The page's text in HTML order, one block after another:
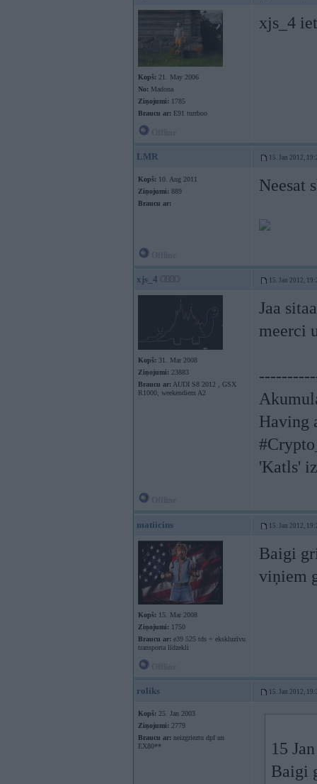
Kopš: 21. May 2006
No: Madona
Ziņojumi: 1785
Braucu ar: E91 turrboo
xjs_4
LMR 15. Jan 2012,
Kopš: 10. Aug 2011
Ziņojumi: 889
Braucu ar:
Neesat
xjs_4 15. Jan 2012,
Kopš: 31. Mar 2008
Ziņojumi: 23883
Braucu ar: AUDI S8 2012 , GSX
R1000, weekendiem A2
Jaa
meerci
Having
'Katls'
matiicins 15. Jan 2012,
Kopš: 15. Mar 2008
Ziņojumi: 1750
Braucu ar: e39 525 tds + ekskluzīvu
transporta līdzekli
Baigi
viņiem
roliks 15. Jan 2012,
Kopš: 25. Jan 2003
Ziņojumi: 2779
Braucu ar: neizgrieztu dpf un
EX80**
15
Baigi